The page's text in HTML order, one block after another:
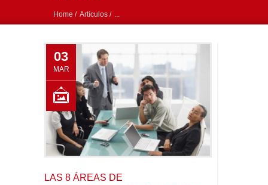
Home / Artículos / ...
03
MAR
LAS 8 ÁREAS DE